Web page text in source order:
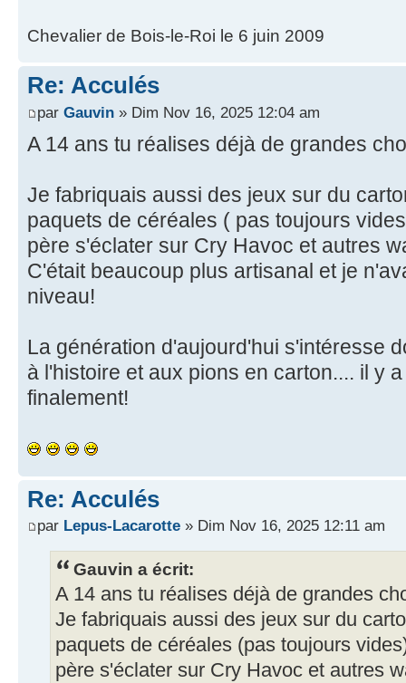
Chevalier de Bois-le-Roi le 6 juin 2009
Re: Acculés
par Gauvin » Dim Nov 16, 2025 12:04 am
A 14 ans tu réalises déjà de grandes
Je fabriquais aussi des jeux sur du
paquets de céréales ( pas toujours
père s'éclater sur Cry Havoc et autres
C'était beaucoup plus artisanal et je
niveau!
La génération d'aujourd'hui s'intéresse
à l'histoire et aux pions en carton.... il y
finalement!
Re: Acculés
par Lepus-Lacarotte » Dim Nov 16, 2025 12:11 am
Gauvin a écrit:
A 14 ans tu réalises déjà de grandes
Je fabriquais aussi des jeux sur du
paquets de céréales (pas toujours
père s'éclater sur Cry Havoc et autres